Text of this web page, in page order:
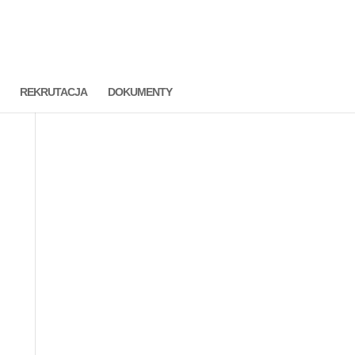
REKRUTACJA DOKUMENTY